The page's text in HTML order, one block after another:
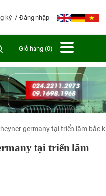
ký Đăng nhập
Giỏ hàng (0)
germany tại triển lãm bắc
tại triển lãm